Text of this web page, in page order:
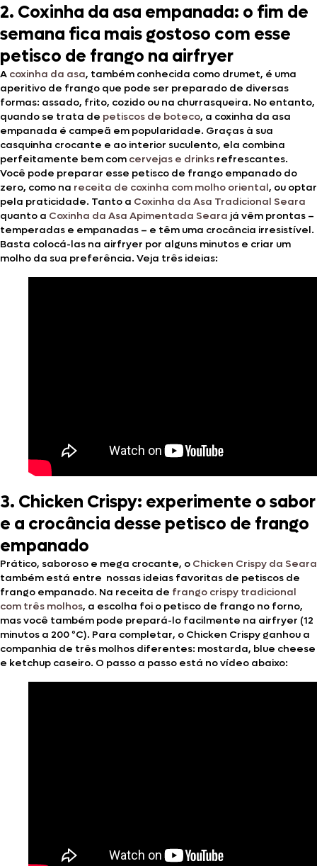
2. Coxinha da asa empanada: o fim de
semana fica mais gostoso com esse
petisco de frango na airfryer
A coxinha da asa, também conhecida como drumet, é uma
aperitivo de frango que pode ser preparado de diversas
formas: assado, frito, cozido ou na churrasqueira. No entanto,
quando se trata de petiscos de boteco, a coxinha da asa
empanada é campeã em popularidade. Graças à sua
casquinha crocante e ao interior suculento, ela combina
perfeitamente bem com cervejas e drinks refrescantes.
Você pode preparar esse petisco de frango empanado do
zero, como na receita de coxinha com molho oriental, ou optar
pela praticidade. Tanto a Coxinha da Asa Tradicional Seara
quanto a Coxinha da Asa Apimentada Seara já vêm prontas –
temperadas e empanadas – e têm uma crocância irresistível.
Basta colocá-las na airfryer por alguns minutos e criar um
molho da sua preferência. Veja três ideias:
3. Chicken Crispy: experimente o sabor
e a crocância desse petisco de frango
empanado
Prático, saboroso e mega crocante, o Chicken Crispy da Seara
também está entre nossas ideias favoritas de petiscos de
frango empanado. Na receita de frango crispy tradicional
com três molhos, a escolha foi o petisco de frango no forno,
mas você também pode prepará-lo facilmente na airfryer (12
minutos a 200 ºC). Para completar, o Chicken Crispy ganhou a
companhia de três molhos diferentes: mostarda, blue cheese
e ketchup caseiro. O passo a passo está no vídeo abaixo: